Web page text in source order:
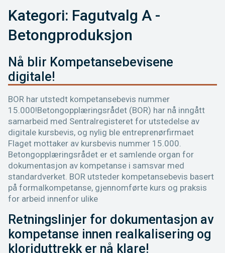
Kategori: Fagutvalg A -
Betongproduksjon
Nå blir Kompetansebevisene
digitale!
BOR har utstedt kompetansebevis nummer
15.000!Betongopplæringsrådet (BOR) har nå inngått
samarbeid med Sentralregisteret for utstedelse av
digitale kursbevis, og nylig ble entreprenørfirmaet
Flaget mottaker av kursbevis nummer 15.000.
Betongopplæringsrådet er et samlende organ for
dokumentasjon av kompetanse i samsvar med
standardverket. BOR utsteder kompetansebevis basert
på formalkompetanse, gjennomførte kurs og praksis
for arbeid innenfor ulike
Retningslinjer for dokumentasjon av
kompetanse innen realkalisering og
kloriduttrekk er nå klare!